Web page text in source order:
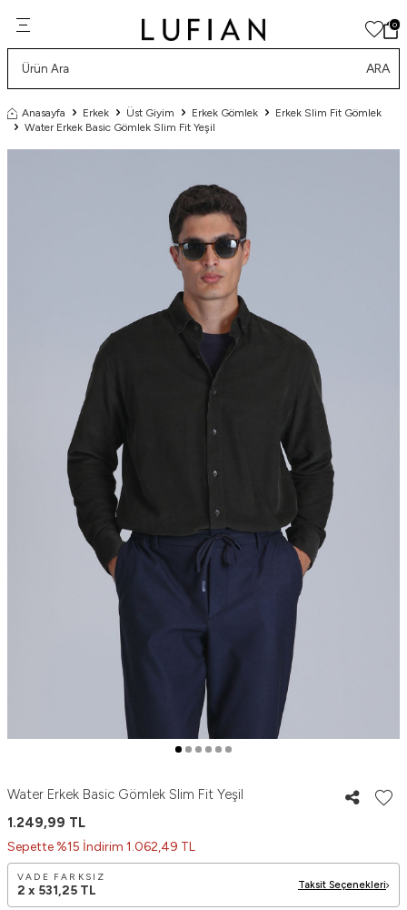
0
ARA
Anasayfa Erkek Üst Giyim Erkek Gömlek
Erkek Slim Fit Gömlek
Water Erkek Basic Gömlek Slim Fit Yeşil
Water Erkek Basic Gömlek Slim Fit Yeşil
1.249,99 TL
Sepette %15 İndirim 1.062,49 TL
VADE FARKSIZ
2 x 531,25 TL Taksit Seçenekleri